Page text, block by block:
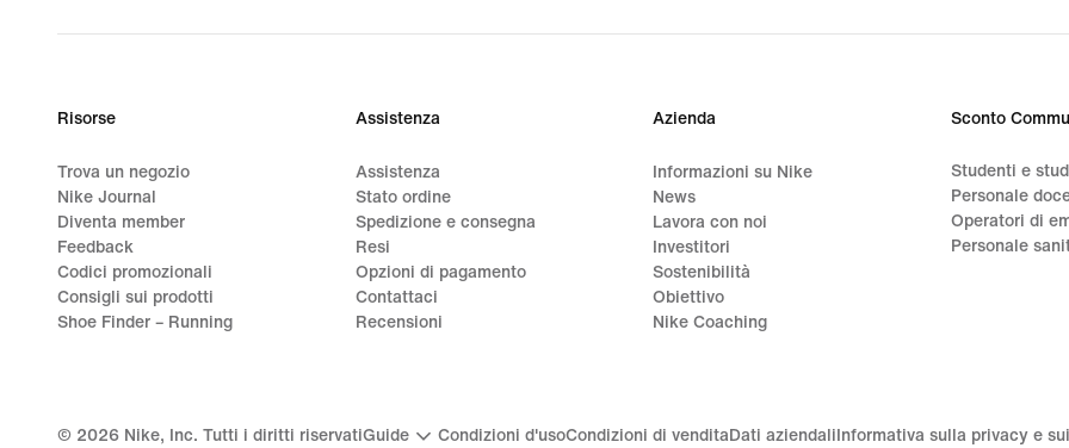
Risorse
Trova un negozio
Nike Journal
Diventa member
Feedback
Codici promozionali
Consigli sui prodotti
Shoe Finder – Running
Assistenza
Assistenza
Stato ordine
Spedizione e consegna
Resi
Opzioni di pagamento
Contattaci
Recensioni
Azienda
Informazioni su Nike
News
Lavora con noi
Investitori
Sostenibilità
Obiettivo
Nike Coaching
Sconto
Studenti e
Personale
Operatori di
Personale
© 2026 Nike, Inc. Tutti i diritti riservatiGuide Condizioni d'usoCondizioni di vendita Dati aziendali Informativa sulla privacy e